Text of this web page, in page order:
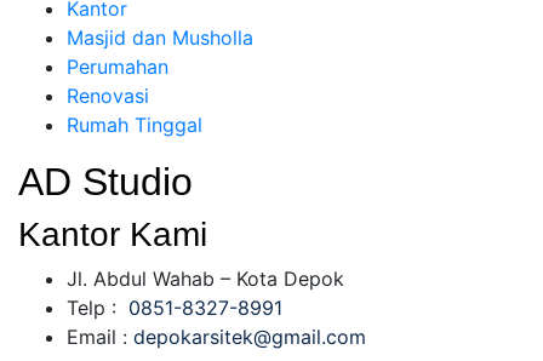
Kantor
Masjid dan Musholla
Perumahan
Renovasi
Rumah Tinggal
AD Studio
Kantor Kami
Jl. Abdul Wahab – Kota Depok
Telp : 0851-8327-8991
Email : depokarsitek@gmail.com